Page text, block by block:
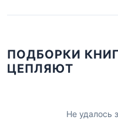
ПОДБОРКИ
ЦЕПЛЯЮТ
Не удалось